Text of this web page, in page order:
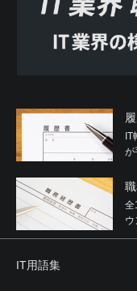
が
全
ウ
IT用語集